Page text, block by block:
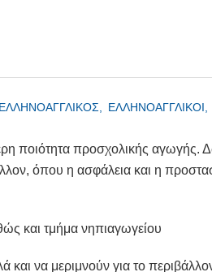
ΕΛΛΗΝΟΑΓΓΛΙΚΟΣ, ΕΛΛΗΝΟΑΓΓΛΙΚΟΙ,
ποιότητα προσχολικής αγωγής.
όπου η ασφάλεια και η
και τμήμα νηπιαγωγείου
και να μεριμνούν για το